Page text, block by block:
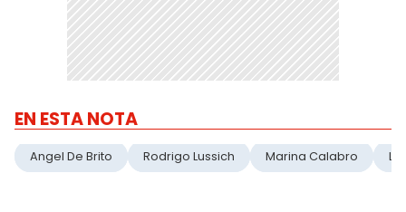
EN ESTA NOTA
Angel De Brito Rodrigo Lussich Marina Calabro